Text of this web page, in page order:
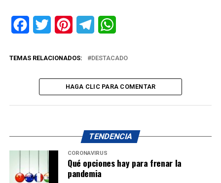
FacebookTwitter PinterestTelegram
TEMAS RELACIONADOS: DESTACADO
HAGA CLIC PARA COMENTAR
TENDENCIA
CORONAVIRUS
Qué opciones hay para frenar la
pandemia